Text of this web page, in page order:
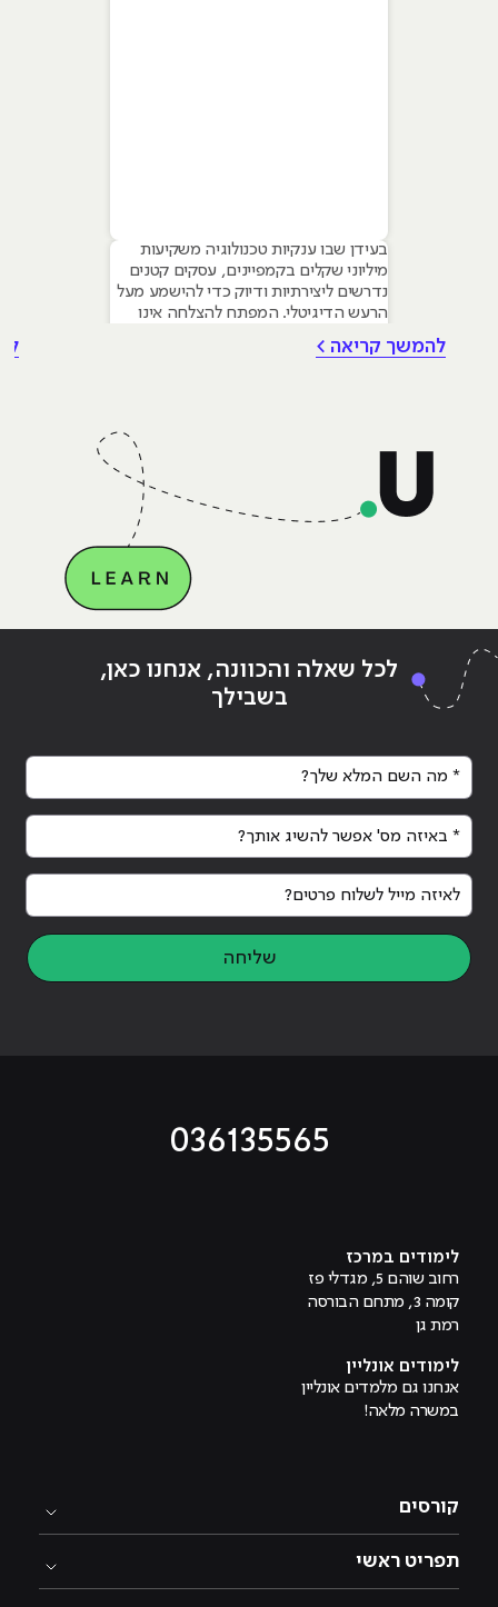
בעידן שבו ענקיות טכנולוגיה משקיעות
מיליוני שקלים בקמפיינים, עסקים קטנים
נדרשים ליצירתיות ודיוק כדי להישמע מעל
הרעש הדיגיטלי. המפתח להצלחה אינו
עקרונות של שיווק דיגיטלי לעסקים קטנים
Continue reading
קובע – קורס שיווק באינטרנט ב – HackerU הקורס המוביל
בישראל לשנת 2017!"
להמשך קריאה >
לכל שאלה והכוונה, אנחנו כאן,
בשבילך
* מה השם המלא שלך?
* באיזה מס' אפשר להשיג אותך?
לאיזה מייל לשלוח פרטים?
שליחה
036135565
לימודים במרכז
רחוב שוהם 5, מגדלי פז
קומה 3, מתחם הבורסה
רמת גן
לימודים אונליין
אנחנו גם מלמדים אונליין
במשרה מלאה!
קורסים
תפריט ראשי